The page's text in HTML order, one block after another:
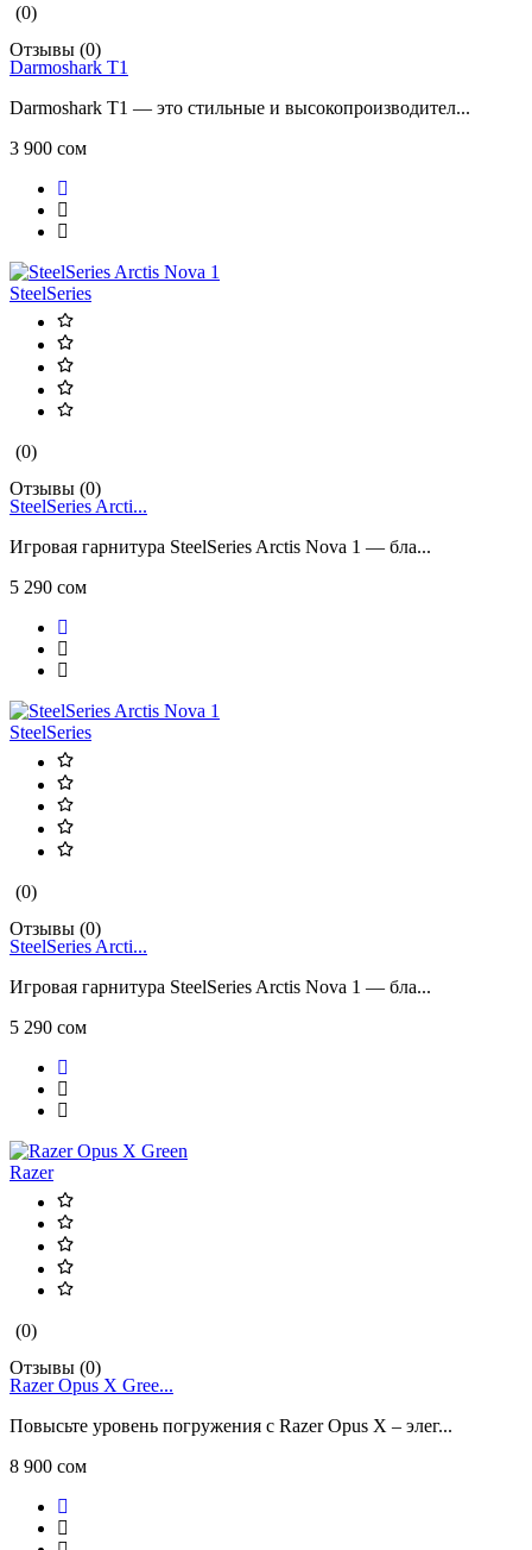
(0)
Отзывы (0)
Darmoshark T1
Darmoshark T1 — это стильные и высокопроизводител...
3 900 сом
SteelSeries
(0)
Отзывы (0)
SteelSeries Arcti...
Игровая гарнитура SteelSeries Arctis Nova 1 — бла...
5 290 сом
SteelSeries
(0)
Отзывы (0)
SteelSeries Arcti...
Игровая гарнитура SteelSeries Arctis Nova 1 — бла...
5 290 сом
Razer
(0)
Отзывы (0)
Razer Opus X Gree...
Повысьте уровень погружения с Razer Opus X – элег...
8 900 сом